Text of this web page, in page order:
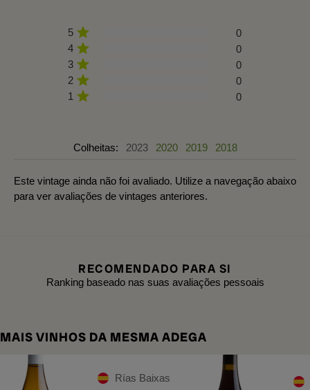
5
0
4
0
3
0
2
0
1
0
Colheitas: 2023 2020 2019 2018
Este vintage ainda não foi avaliado. Utilize a navegação abaixo
para ver avaliações de vintages anteriores.
RECOMENDADO PARA SI
Ranking baseado nas suas avaliações pessoais
MAIS VINHOS DA MESMA ADEGA
Rías Baixas